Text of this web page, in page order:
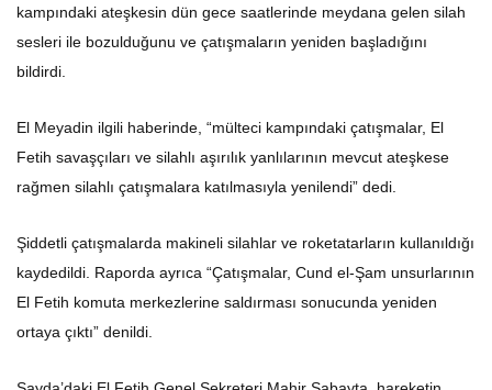
kampındaki ateşkesin dün gece saatlerinde meydana gelen silah
sesleri ile bozulduğunu ve çatışmaların yeniden başladığını
bildirdi.
El Meyadin ilgili haberinde, “mülteci kampındaki çatışmalar, El
Fetih savaşçıları ve silahlı aşırılık yanlılarının mevcut ateşkese
rağmen silahlı çatışmalara katılmasıyla yenilendi” dedi.
Şiddetli çatışmalarda makineli silahlar ve roketatarların kullanıldığı
kaydedildi. Raporda ayrıca “Çatışmalar, Cund el-Şam unsurlarının
El Fetih komuta merkezlerine saldırması sonucunda yeniden
ortaya çıktı” denildi.
Sayda’daki El Fetih Genel Sekreteri Mahir Şabayta, hareketin